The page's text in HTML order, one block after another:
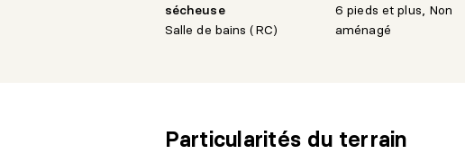
sécheuse
Salle de bains (RC)
6 pieds et plus, Non
aménagé
Particularités du terrain